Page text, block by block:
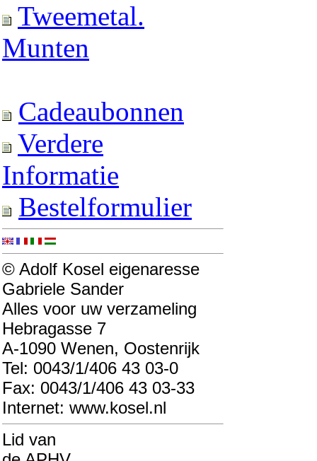
Tweemetal.
Munten
Cadeaubonnen
Verdere
Informatie
Bestelformulier
© Adolf Kosel eigenaresse
Gabriele Sander
Alles voor uw verzameling
Hebragasse 7
A-1090 Wenen, Oostenrijk
Tel: 0043/1/406 43 03-0
Fax: 0043/1/406 43 03-33
Internet: www.kosel.nl
Lid van